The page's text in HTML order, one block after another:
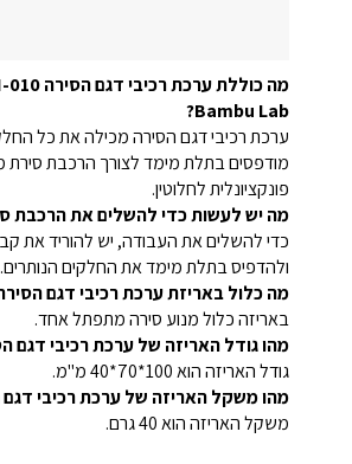
Bambu Lab?
ערכת רכיבי דגם הסירה מכילה את כל
מודפסים בתלת מימד לצורך הרכבת סירת
פונקציונלית לחלוטין.
מה יש לעשות כדי להשלים את הרכבת
כדי להשלים את העבודה, יש להוריד את
ולהדפיס בתלת מימד את החלקים הנותרים.
מה כלול באריזת ערכת רכיבי דגם
באריזה כלול מנוע סירה מתפתל אחד.
מהו גודל האריזה של ערכת רכיבי דגם
גודל האריזה הוא 100*70*40 מ"מ.
מהו משקל האריזה של ערכת רכיבי דגם
משקל האריזה הוא 40 גרם.